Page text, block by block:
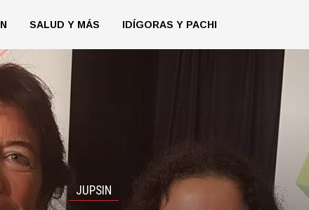
SALUD Y MÁS IDÍGORAS Y PACHI
JUPSIN